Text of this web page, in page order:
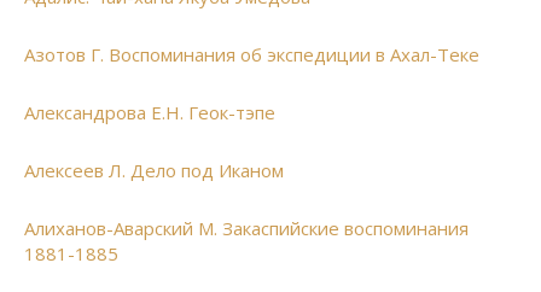
Азотов Г. Воспоминания об экспедиции в Ахал-Теке
Александрова Е.Н. Геок-тэпе
Алексеев Л. Дело под Иканом
Алиханов-Аварский М. Закаспийские воспоминания
1881-1885